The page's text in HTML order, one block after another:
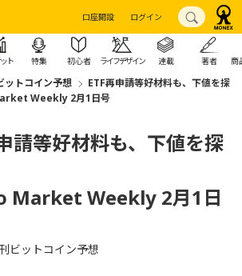
口座開設 ログイン
ト 特集 初心者 ライフデザイン 連載 著者 商
ットコイン予想
ETF再申請等好材料も、下値を探
Weekly 2月1日号
請等好材料も、下値を探
Market Weekly 2月1日
ビットコイン予想